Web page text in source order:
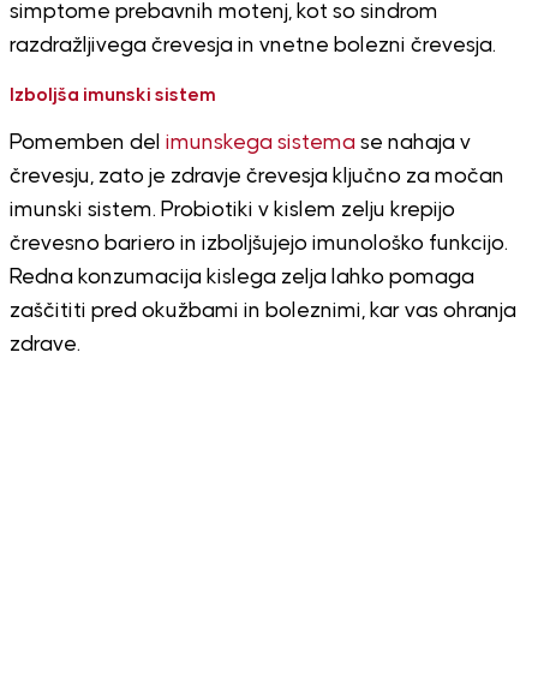
simptome prebavnih motenj, kot so sindrom
razdražljivega črevesja in vnetne bolezni črevesja.
Izboljša imunski sistem
Pomemben del imunskega sistemase nahaja v
črevesju, zato je zdravje črevesja ključno za močan
imunski sistem. Probiotiki v kislem zelju krepijo
črevesno bariero in izboljšujejo imunološko funkcijo.
Redna konzumacija kislega zelja lahko pomaga
zaščititi pred okužbami in boleznimi, kar vas ohranja
zdrave.